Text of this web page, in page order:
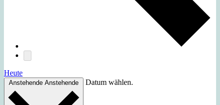
Heute
Anstehende Anstehende Datum wählen.